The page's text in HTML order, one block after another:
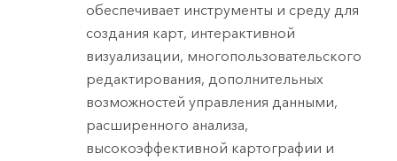
обеспечивает инструменты и среду для
создания карт, интерактивной
визуализации, многопользовательского
редактирования, дополнительных
возможностей управления данными,
расширенного анализа,
высокоэффективной картографии и